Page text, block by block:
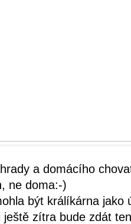
a domácího
ne doma:-)
být králíkárna jako
ještě zítra bude zdát